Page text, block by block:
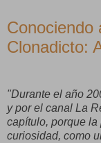
Conociendo
Clonadicto:
"Durante el año
y por el canal La
capítulo, porque la
curiosidad, como